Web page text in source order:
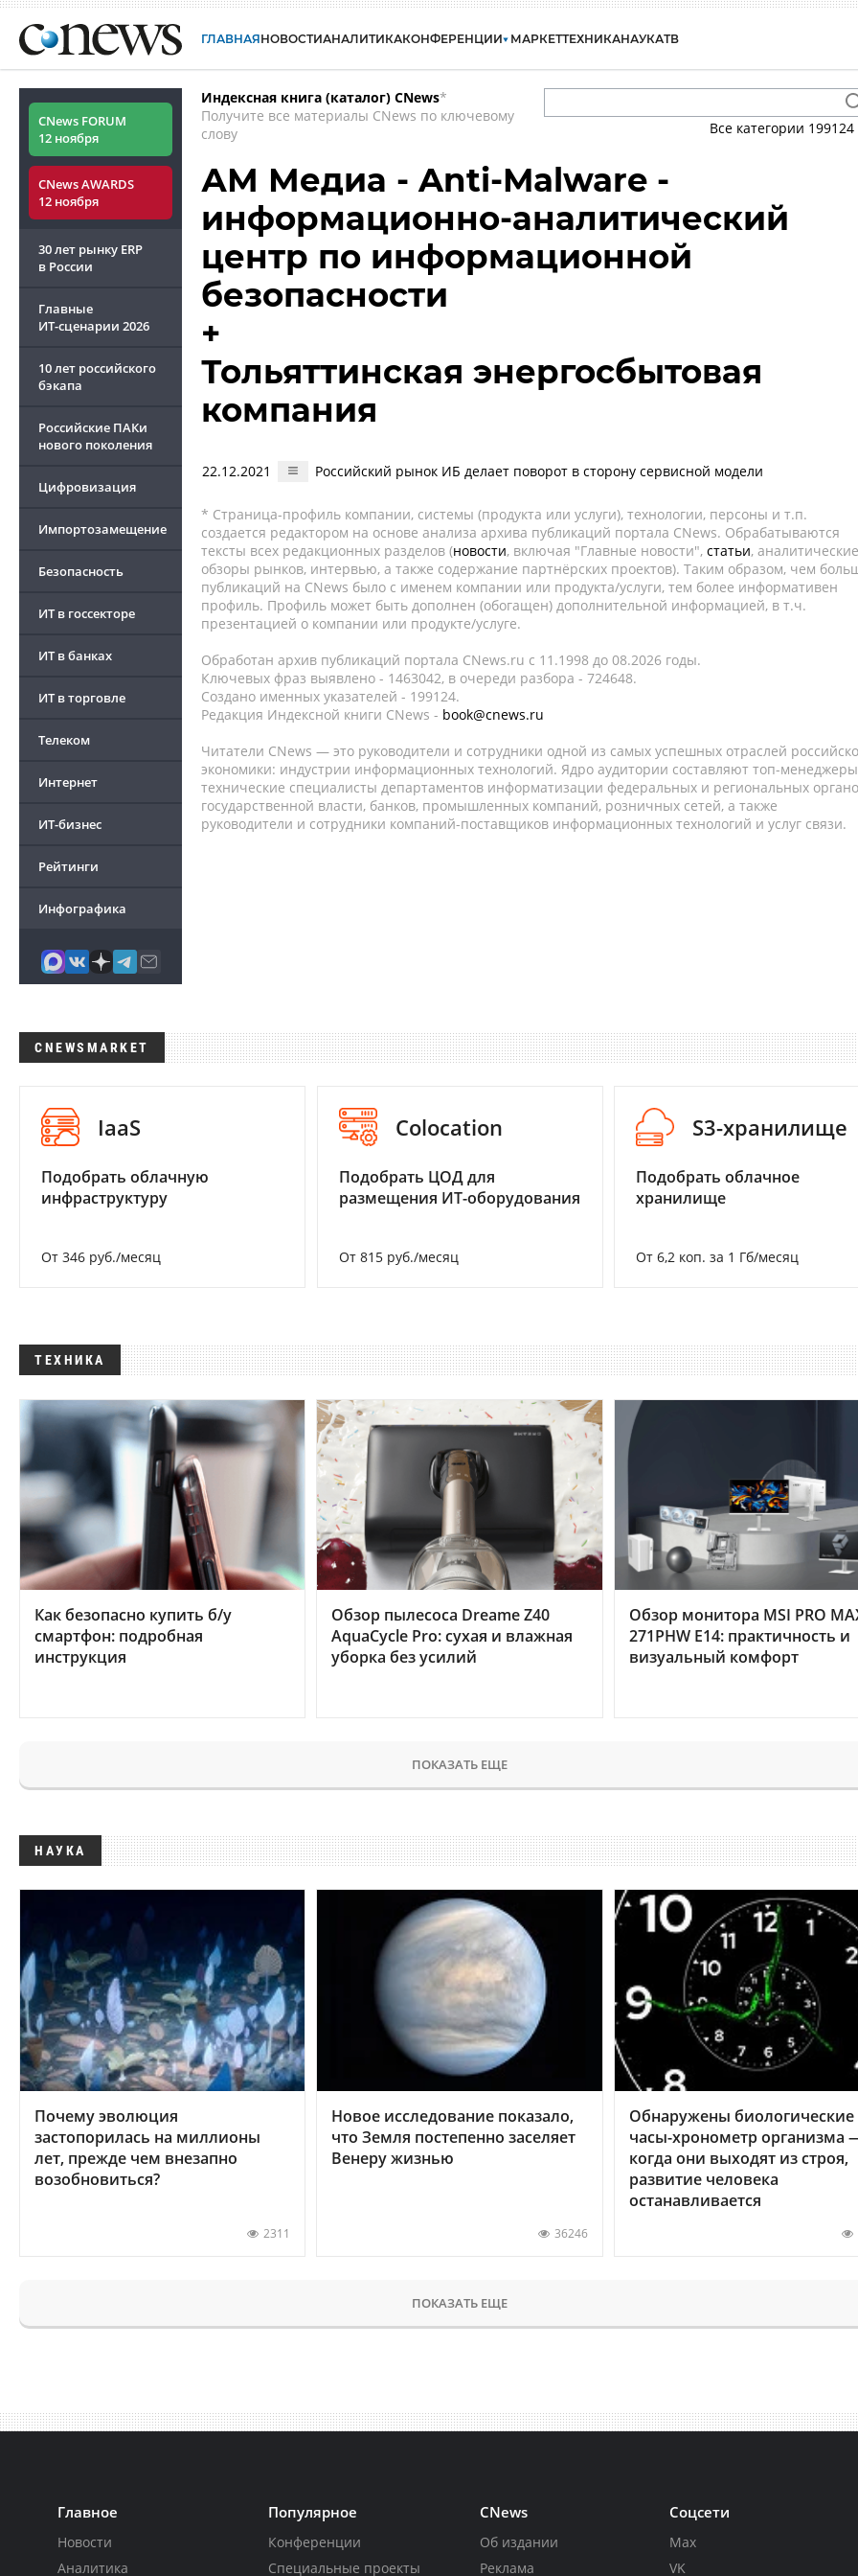
ГЛАВНАЯНОВОСТИАНАЛИТИКАКОНФЕРЕНЦИИ МАРКЕТТЕХНИКАНАУКАТВ
CNews FORUM
12 ноября
CNews AWARDS
12 ноября
30 лет рынку ERP
в России
Главные
ИТ-сценарии 2026
10 лет российского
бэкапа
Российские ПАКи
нового поколения
Цифровизация
Импортозамещение
Безопасность
ИТ в госсекторе
ИТ в банках
ИТ в торговле
Телеком
Интернет
ИТ-бизнес
Рейтинги
Инфографика
Индексная книга (каталог) CNews*
Получите все материалы CNews по ключевому
слову
Все категории 199124
АМ Медиа - Anti-Malware -
информационно-аналитический
центр по информационной
безопасности
+
Тольяттинская энергосбытовая
компания
22.12.2021 Российский рынок ИБ делает поворот в сторону сервисной модели
* Страница-профиль компании, системы (продукта или услуги), технологии, персоны и т.п.
создается редактором на основе анализа архива публикаций портала CNews. Обрабатываются
тексты всех редакционных разделов (новости, включая "Главные новости", статьи, аналитические
обзоры рынков, интервью, а также содержание партнёрских проектов). Таким образом, чем
публикаций на CNews было с именем компании или продукта/услуги, тем более информативен
профиль. Профиль может быть дополнен (обогащен) дополнительной информацией, в т.ч.
презентацией о компании или продукте/услуге.
Обработан архив публикаций портала CNews.ru c 11.1998 до 08.2026 годы.
Ключевых фраз выявлено - 1463042, в очереди разбора - 724648.
Создано именных указателей - 199124.
Редакция Индексной книги CNews - book@cnews.ru
Читатели CNews — это руководители и сотрудники одной из самых успешных отраслей
экономики: индустрии информационных технологий. Ядро аудитории составляют топ-
технические специалисты департаментов информатизации федеральных и региональных
государственной власти, банков, промышленных компаний, розничных сетей, а также
руководители и сотрудники компаний-поставщиков информационных технологий и услуг связи.
CNEWSMARKET
IaaS
Подобрать облачную
инфраструктуру
От 346 руб./месяц
Colocation
Подобрать ЦОД для
размещения ИТ-оборудования
От 815 руб./месяц
S3-хранилище
Подобрать облачное
хранилище
От 6,2 коп. за 1 Гб/месяц
ТЕХНИКА
Как безопасно купить б/у
смартфон: подробная
инструкция
Обзор пылесоса Dreame Z40
AquaCycle Pro: сухая и влажная
уборка без усилий
Обзор монитора MSI PRO
271PHW E14: практичность и
визуальный комфорт
ПОКАЗАТЬ ЕЩЕ
НАУКА
Почему эволюция
застопорилась на миллионы
лет, прежде чем внезапно
возобновиться?
2311
Новое исследование показало,
что Земля постепенно заселяет
Венеру жизнью
36246
Обнаружены биологические
часы-хронометр организма
когда они выходят из строя,
развитие человека
останавливается
ПОКАЗАТЬ ЕЩЕ
Главное
Новости
Аналитика
Популярное
Конференции
Специальные проекты
CNews
Об издании
Реклама
Соцсети
Max
VK